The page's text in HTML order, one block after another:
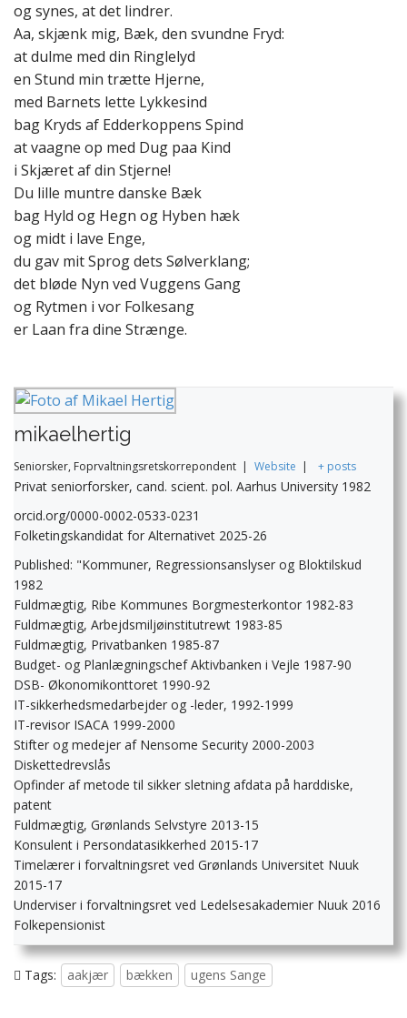
og synes, at det lindrer.
Aa, skjænk mig, Bæk, den svundne Fryd:
at dulme med din Ringlelyd
en Stund min trætte Hjerne,
med Barnets lette Lykkesind
bag Kryds af Edderkoppens Spind
at vaagne op med Dug paa Kind
i Skjæret af din Stjerne!
Du lille muntre danske Bæk
bag Hyld og Hegn og Hyben hæk
og midt i lave Enge,
du gav mit Sprog dets Sølverklang;
det bløde Nyn ved Vuggens Gang
og Rytmen i vor Folkesang
er Laan fra dine Strænge.
mikaelhertig
Seniorsker, Foprvaltningsretskorrepondent | Website | + posts
Privat seniorforsker, cand. scient. pol. Aarhus University 1982
orcid.org/0000-0002-0533-0231
Folketingskandidat for Alternativet 2025-26
Published: "Kommuner, Regressionsanslyser og Bloktilskud
1982
Fuldmægtig, Ribe Kommunes Borgmesterkontor 1982-83
Fuldmægtig, Arbejdsmiljøinstitutrewt 1983-85
Fuldmægtig, Privatbanken 1985-87
Budget- og Planlægningschef Aktivbanken i Vejle 1987-90
DSB- Økonomikonttoret 1990-92
IT-sikkerhedsmedarbejder og -leder, 1992-1999
IT-revisor ISACA 1999-2000
Stifter og medejer af Nensome Security 2000-2003
Diskettedrevslås
Opfinder af metode til sikker sletning afdata på harddiske,
patent
Fuldmægtig, Grønlands Selvstyre 2013-15
Konsulent i Persondatasikkerhed 2015-17
Timelærer i forvaltningsret ved Grønlands Universitet Nuuk
2015-17
Underviser i forvaltningsret ved Ledelsesakademier Nuuk 2016
Folkepensionist
Tags: aakjær bækken ugens Sange